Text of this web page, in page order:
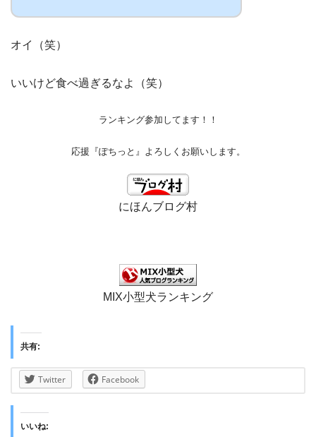
オイ（笑）
いいけど食べ過ぎるなよ（笑）
ランキング参加してます！！
応援『ぽちっと』よろしくお願いします。
にほんブログ村
MIX小型犬ランキング
共有:
Twitter Facebook
いいね: